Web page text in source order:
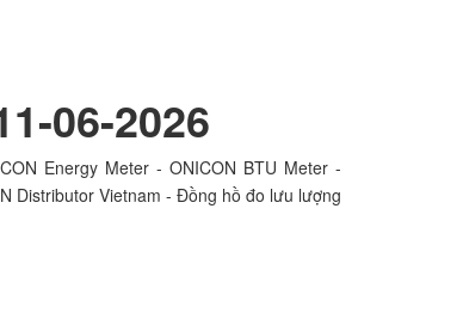
06-2026
Energy Meter - ONICON BTU Meter -
Distributor Vietnam - Đồng hồ đo lưu lượng